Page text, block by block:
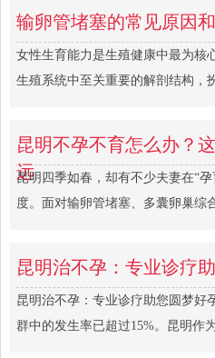
输卵管堵塞的常见原因
女性生育能力是生殖健康中最为核
生殖系统中至关重要的解剖结构，
昆明不孕不育怎么办？
远
昆明四季如春，却有不少夫妻在“
度。面对输卵管堵塞、多囊卵巢综
昆明治不孕：专业诊疗
昆明治不孕：专业诊疗助您圆梦好
群中的发生率已超过15%。昆明作